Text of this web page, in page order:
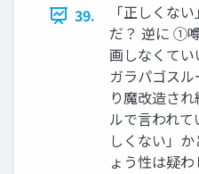
39.
「正しくな
だ？ 逆に ①
画しなくて
ガラパゴス
り魔改造さ
ルで言われて
しくない」
ょう性は疑わ